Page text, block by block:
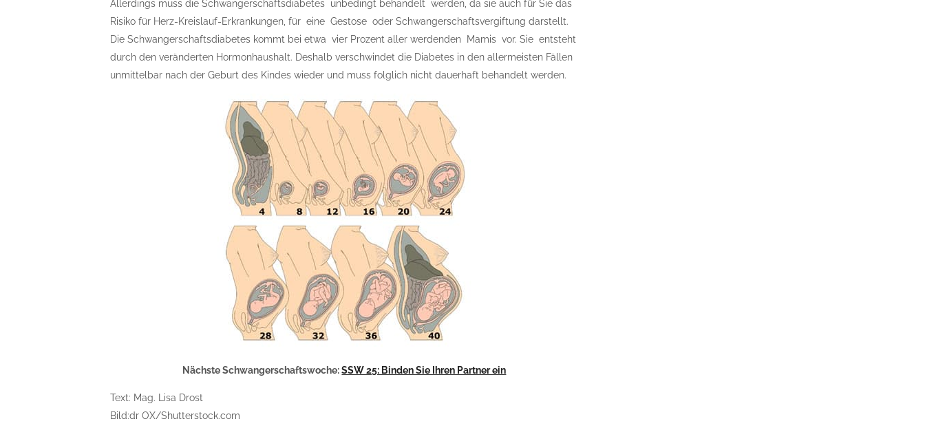
Allerdings muss die Schwangerschaftsdiabetes unbedingt behandelt werden, da sie auch für Sie das
Risiko für Herz-Kreislauf-Erkrankungen, für eine Gestose oder Schwangerschaftsvergiftung darstellt.
Die Schwangerschaftsdiabetes kommt bei etwa vier Prozent aller werdenden Mamis vor. Sie entsteht
durch den veränderten Hormonhaushalt. Deshalb verschwindet die Diabetes in den allermeisten Fällen
unmittelbar nach der Geburt des Kindes wieder und muss folglich nicht dauerhaft behandelt werden.
Nächste Schwangerschaftswoche:SSW 25: Binden Sie Ihren Partner ein
Text: Mag. Lisa Drost
Bild:dr OX/Shutterstock.com